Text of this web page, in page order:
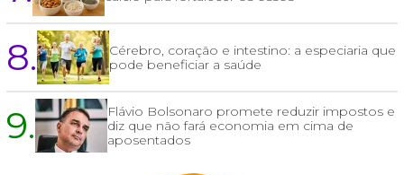
8.
Cérebro, coração e intestino: a especiaria que
pode beneficiar a saúde
9.
Flávio Bolsonaro promete reduzir impostos e
diz que não fará economia em cima de
aposentados